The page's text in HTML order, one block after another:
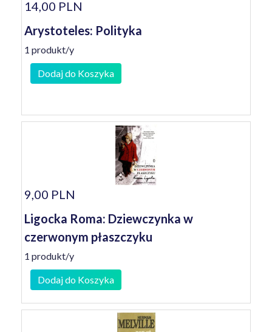
14,00 PLN
Arystoteles: Polityka
1 produkt/y
Dodaj do Koszyka
9,00 PLN
Ligocka Roma: Dziewczynka w
czerwonym płaszczyku
1 produkt/y
Dodaj do Koszyka